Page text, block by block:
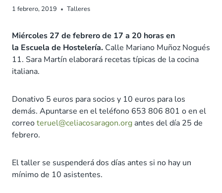
1 febrero, 2019 Talleres
Miércoles 27 de febrero de 17 a 20 horas en
la Escuela de Hostelería. Calle Mariano Muñoz Nogués
11. Sara Martín elaborará recetas típicas de la cocina
italiana.
Donativo 5 euros para socios y 10 euros para los
demás. Apuntarse en el teléfono 653 806 801 o en el
correoteruel@celiacosaragon.org antes del día 25 de
febrero.
El taller se suspenderá dos días antes si no hay un
mínimo de 10 asistentes.